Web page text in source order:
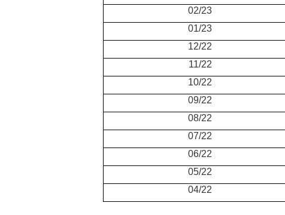
02/23
01/23
12/22
11/22
10/22
09/22
08/22
07/22
06/22
05/22
04/22